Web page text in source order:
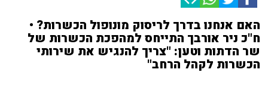
האם אנחנו בדרך לריסוק מונופול הכשרות? •
ח"כ ניר אורבך התייחס למהפכת הכשרות של
שר הדתות וטען: "צריך להנגיש את שירותי
הכשרות לקהל הרחב"